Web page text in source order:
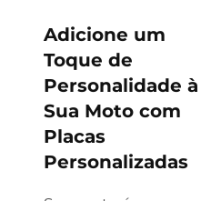
Adicione um
Toque de
Personalidade à
Sua Moto com
Placas
Personalizadas